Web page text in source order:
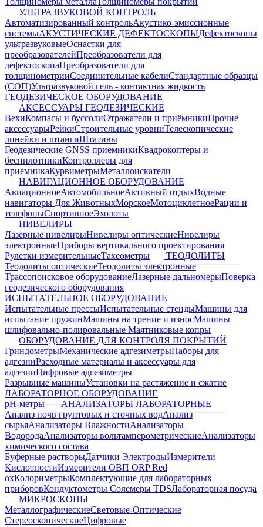
УЛЬТРАЗВУКОВОЙ КОНТРОЛЬ
Автоматизированный контрольАкустико-эмиссионные
системыАКУСТИЧЕСКИЕ ДЕФЕКТОСКОПЫДефектоскопы
ультразвуковыеОснастки для
преобразователейПреобразователи для
дефектоскопаПреобразователи для
толщинометрииСоединительные кабелиСтандартные образцы
(СОП)Ультразвуковой гель - контактная жидкость
ГЕОДЕЗИЧЕСКОЕ ОБОРУДОВАНИЕ
АКСЕССУАРЫ ГЕОДЕЗИЧЕСКИЕ
ВехиКомпасы и буссолиОтражатели и приёмникиПрочие
аксессуарыРейкиСтроительные уровниТелескопические
линейки и штангиШтативы
Геодезические GNSS приемникиКвадрокоптеры и
беспилотникиКонтроллеры для
приемникаКурвиметрыМеталлоискатели
НАВИГАЦИОННОЕ ОБОРУДОВАНИЕ
АвиационноеАвтомобильноеАктивный отдыхВодные
навигаторы Для ЖивотныхМорскоеМотоциклетноеРации и
телефоныСпортивноеЭхолоты
НИВЕЛИРЫ
Лазерные нивелирыНивелиры оптическиеНивелиры
электронныеПриборы вертикального проектирования
Рулетки измерительныеТахеометры
ТЕОДОЛИТЫ
Теодолиты оптическиеТеодолиты электронные
Трассопоисковое оборудованиеЛазерные дальномерыПоверка
геодезического оборудования
ИСПЫТАТЕЛЬНОЕ ОБОРУДОВАНИЕ
Испытательные прессыИспытательные стендыМашины для
испытание пружинМашины на трение и износМашины
шлифовально-полировальные Маятниковые копры
ОБОРУДОВАНИЕ ДЛЯ КОНТРОЛЯ ПОКРЫТИЙ
ГриндометрыМеханические адгезиметрыНаборы для
адгезииРасходные материалы и аксессуары для
адгезииЦифровые адгезиметры
Разрывные машиныУстановки на растяжение и сжатие
ЛАБОРАТОРНОЕ ОБОРУДОВАНИЕ
pH-метры
АНАЛИЗАТОРЫ ЛАБОРАТОРНЫЕ
Анализ почв грунтовых и сточных водАнализ
сырьяАнализаторы ВлажностиАнализаторы
ВодородаАнализаторы вольтамперометрическиеАнализаторы
химического состава
Буферные растворыДатчики ЭлектродыИзмерители
КислотностиИзмерители ОВП ORP Red
oxКолориметрыКомплектующие для лабораторных
приборовКондуктометры Солемеры TDSЛабораторная посуда
МИКРОСКОПЫ
МеталлографическиеСветовые-Оптические
СтереоскопическиеЦифровые